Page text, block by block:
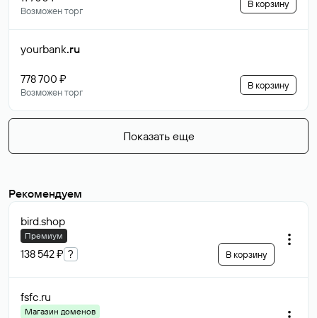
Возможен торг
В корзину
yourbank.ru
778 700 ₽
Возможен торг
В корзину
Показать еще
Рекомендуем
bird.shop
Премиум
138 542 ₽ ? В корзину
fsfc.ru
Магазин доменов